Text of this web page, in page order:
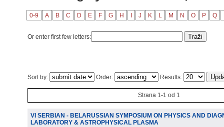
0-9 A B C D E F G H J K L M N O P Q
Or enter first few letters:
Sort by: Order: Results:
Strana 1-1 od 1
VI SERBIAN - BELARUSSIAN SYMPOSIUM ON PHYSICS AND
LABORATORY & ASTROPHYSICAL PLASMA